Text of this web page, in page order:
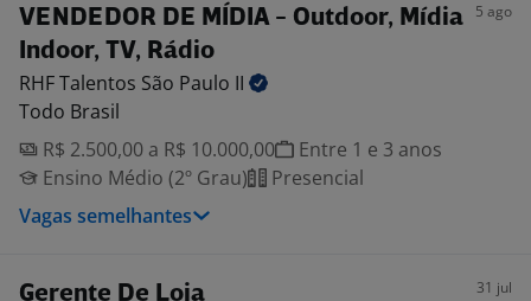
VENDEDOR DE MÍDIA - Outdoor, Mídia
Indoor, TV, Rádio
5 ago
RHF Talentos São Paulo II
Todo Brasil
R$ 2.500,00 a R$ 10.000,00
Entre 1 e 3 anos
Ensino Médio (2º Grau)
Presencial
Vagas semelhantes
Gerente De Loja 31 jul